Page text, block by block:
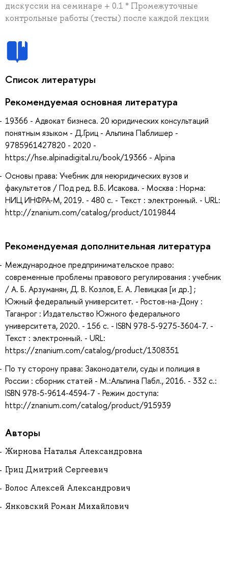
дискуссии на семинаре + 0.1 * Промежуточные
контрольные работы (тесты) после каждой лекции
Список литературы
Рекомендуемая основная литература
19366 - Адвокат бизнеса. 20 юридических консультаций
понятным языком - Д.Гриц - Альпина Паблишер -
9785961427820 - 2020 -
https://hse.alpinadigital.ru/book/19366 - Alpina
Основы права: Учебник для неюридических вузов и
факультетов / Под ред. В.Б. Исакова. - Москва : Норма:
НИЦ ИНФРА-М, 2019. - 480 с. - Текст : электронный. - URL:
http://znanium.com/catalog/product/1019844
Рекомендуемая дополнительная литература
Международное предпринимательское право:
современные проблемы правового регулирования : учебник
/ А. Б. Арзуманян, Д. В. Козлов, Е. А. Левицкая [и др.] ;
Южный федеральный университет. - Ростов-на-Дону :
Таганрог : Издательство Южного федерального
университета, 2020. - 156 с. - ISBN 978-5-9275-3604-7. -
Текст : электронный. - URL:
https://znanium.com/catalog/product/1308351
По ту сторону права: Законодатели, суды и полиция в
России : сборник статей - М.:Альпина Пабл., 2016. - 332 с.:
ISBN 978-5-9614-4594-7 - Режим доступа:
http://znanium.com/catalog/product/915939
Авторы
Жирнова Наталья Александровна
Гриц Дмитрий Сергеевич
Волос Алексей Александрович
Янковский Роман Михайлович